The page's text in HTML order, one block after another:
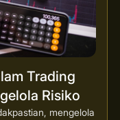
Trading
Risiko
mengelola